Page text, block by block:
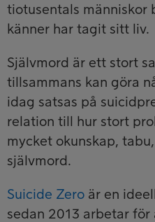
tiotusentals människor
känner har tagit sitt liv.
Självmord är ett stort
tillsammans kan göra
idag satsas på
relation till hur stort
mycket okunskap,
självmord.
Suicide Zero är en
sedan 2013 arbetar